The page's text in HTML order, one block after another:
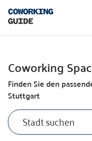
Coworking
Finden Sie den
Stuttgart